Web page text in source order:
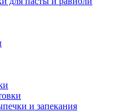
и запекания